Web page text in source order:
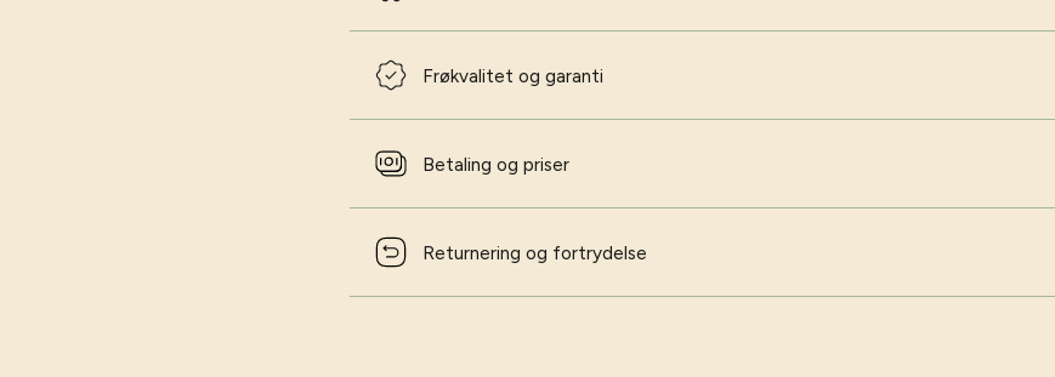
Frøkvalitet og garanti
Betaling og priser
Returnering og fortrydelse